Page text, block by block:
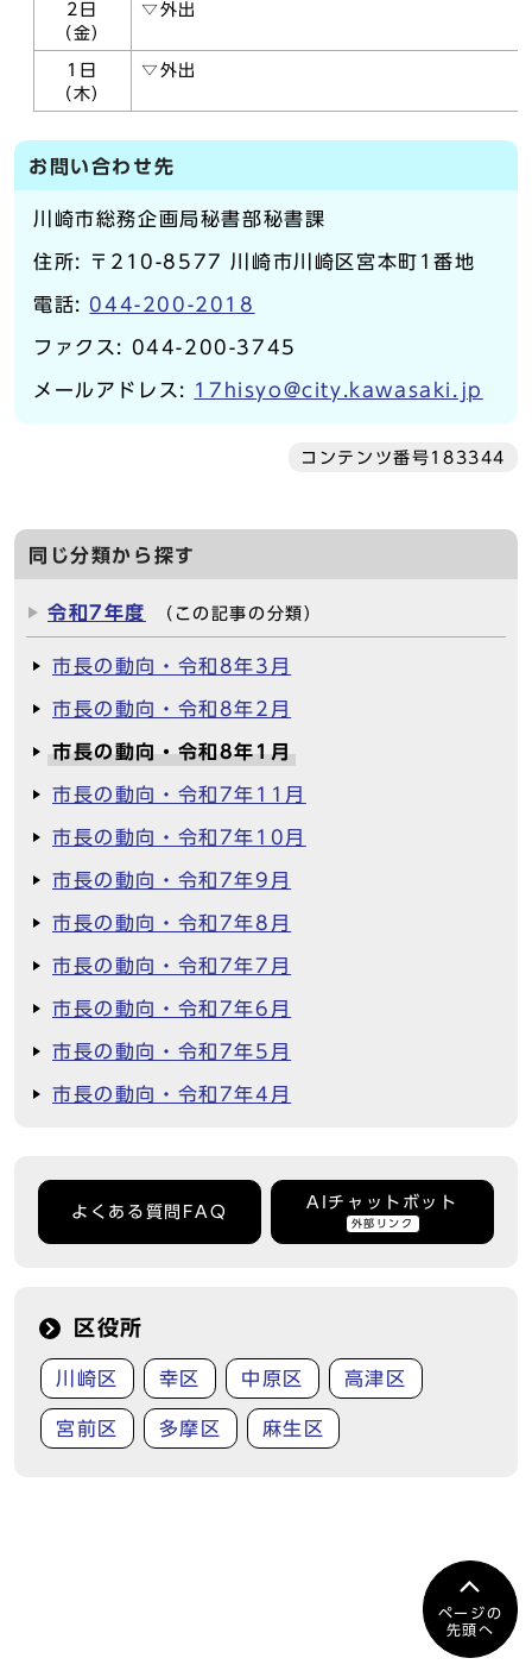
2日
（金）
▽外出
1日
（木）
▽外出
お問い合わせ先
川崎市総務企画局秘書部秘書課
住所: 〒210-8577 川崎市川崎区宮本町1番地
電話: 044-200-2018
ファクス: 044-200-3745
メールアドレス: 17hisyo@city.kawasaki.jp
コンテンツ番号183344
同じ分類から探す
令和7年度 （この記事の分類）
市長の動向・令和8年3月
市長の動向・令和8年2月
市長の動向・令和8年1月
市長の動向・令和7年11月
市長の動向・令和7年10月
市長の動向・令和7年9月
市長の動向・令和7年8月
市長の動向・令和7年7月
市長の動向・令和7年6月
市長の動向・令和7年5月
市長の動向・令和7年4月
よくある質問FAQ
AIチャットボット
外部リンク
区役所
川崎区 幸区 中原区 高津区
宮前区 多摩区 麻生区
ページの
先頭へ